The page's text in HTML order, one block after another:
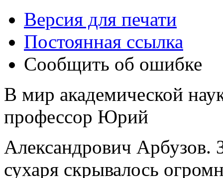
Версия для печати
Постоянная ссылка
Сообщить об ошибке
В мир академической
профессор Юрий
Александрович Арбузов.
сухаря скрывалось